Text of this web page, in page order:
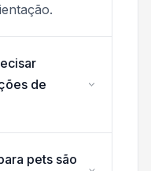
de
pets são